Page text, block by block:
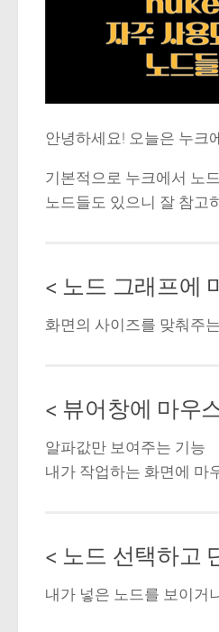
안녕하세요! 오늘은 누크
기본적으로 누크에서 노
노드들도 있으니 잘 참고
< 노드 그래프에
화면의 사이즈를 맞춰주
< 뷰어창에 마우
알파값만 보여주는 기능
내가 작업하는 화면에 마
< 노드 선택하고
내가 넣은 노드를 보이거